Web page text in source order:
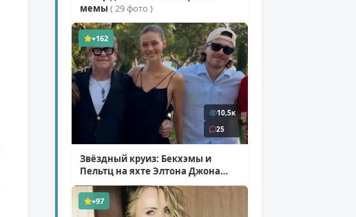
мемы ( 29 фото )
+162
10,5к
25
Звёздный круиз: Бекхэмы и
Пельтц на яхте Элтона Джона
( 12 фото )
+97